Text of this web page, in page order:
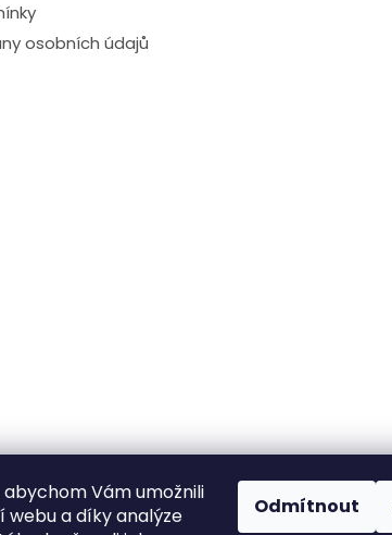
Vám umožnili
a díky analýze
Odmítnout
osobních údajů